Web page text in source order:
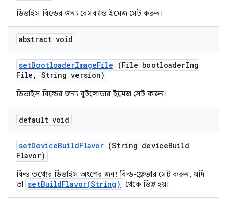
ডিভাইস বিল্ডের জন্য বেসব্যান্ড ইমেজ সেট করুন।
abstract void
setBootloaderImageFile (File bootloaderImg
File , String version)
ডিভাইস বিল্ডের জন্য বুটলোডার ইমেজ সেট করুন।
default void
setDeviceBuildFlavor (String deviceBuild
Flavor)
বিল্ড তথ্যের ডিভাইস অংশের জন্য বিল্ড-ফ্লেভার সেট করুন, যদি
তা setBuildFlavor(String) থেকে ভিন্ন হয়।